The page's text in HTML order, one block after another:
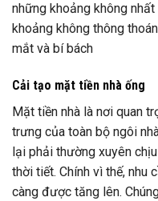
những khoảng không
khoảng không thông
mắt và bí bách
Cải tạo mặt tiền nhà ống
Mặt tiền nhà là nơi quan
trưng của toàn bộ ngôi
lại phải thường xuyên
thời tiết. Chính vì thế, nhu
càng được tăng lên.